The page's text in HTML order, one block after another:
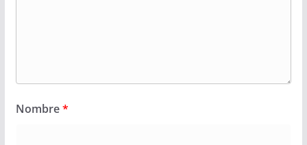
Nombre*